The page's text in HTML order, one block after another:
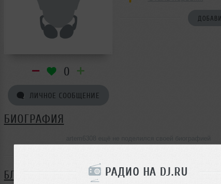
РАДИО НА DJ.RU
0
ЛИЧНОЕ СООБЩЕНИЕ
БИОГРАФИЯ
БЛОГ